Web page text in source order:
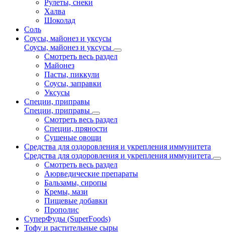
Рулеты, снеки
Халва
Шоколад
Соль
Соусы, майонез и уксусы
Соусы, майонез и уксусы
Смотреть весь раздел
Майонез
Пасты, пиккули
Соусы, заправки
Уксусы
Специи, приправы
Специи, приправы
Смотреть весь раздел
Специи, пряности
Сушеные овощи
Средства для оздоровления и укрепления иммунитета
Средства для оздоровления и укрепления иммунитета
Смотреть весь раздел
Аюрведические препараты
Бальзамы, сиропы
Кремы, мази
Пищевые добавки
Прополис
СуперФуды (SuperFoods)
Тофу и растительные сыры